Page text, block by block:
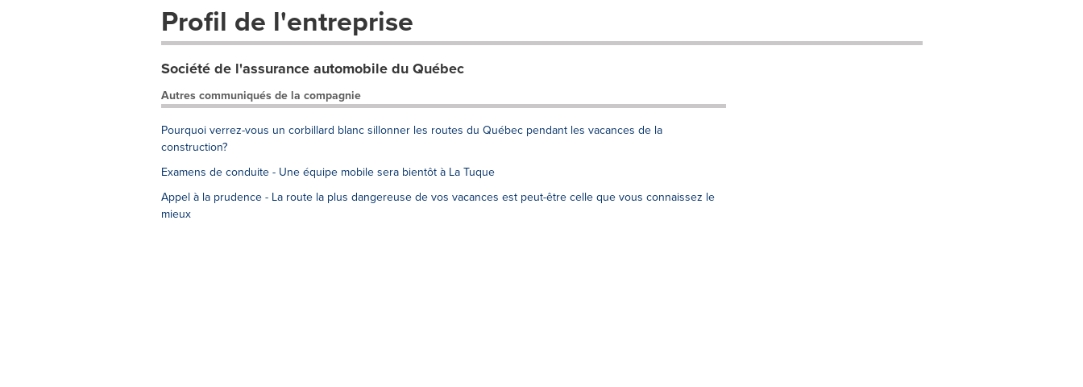
Profil de l'entreprise
Société de l'assurance automobile du Québec
Autres communiqués de la compagnie
Pourquoi verrez-vous un corbillard blanc sillonner les routes du Québec pendant les vacances de la
construction?
Examens de conduite - Une équipe mobile sera bientôt à La Tuque
Appel à la prudence - La route la plus dangereuse de vos vacances est peut-être celle que vous connaissez le
mieux